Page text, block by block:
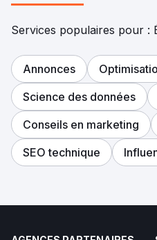
Services populaires pour :
Annonces
Science des données
Conseils en marketing
SEO technique